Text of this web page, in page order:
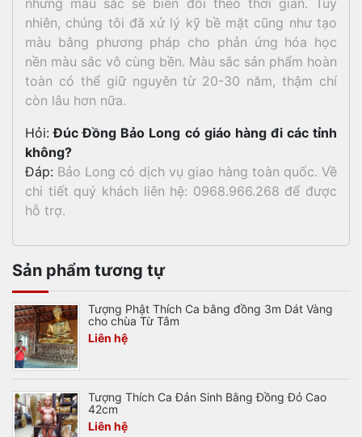
nhưng màu sắc sẽ biến đổi theo thời gian. Tuy
nhiên, chúng tôi đã xử lý kỹ bề mặt cũng như tạo
màu bằng phương pháp cho phản ứng hóa học
nền màu sắc vô cùng bền. Màu sắc sản phẩm hoàn
toàn có thể giữ nguyên từ 20-30 năm, thậm chí
còn lâu hơn nữa.
Hỏi: Đúc Đồng Bảo Long có giáo hàng đi các tỉnh
không?
Đáp: Bảo Long có dịch vụ giao hàng toàn quốc. Về
chi tiết quý khách liên hệ: 0968.966.268 để được
hỗ trợ.
Sản phẩm tương tự
Tượng Phật Thích Ca bằng đồng 3m Dát Vàng
cho chùa Từ Tâm
Liên hệ
Tượng Thích Ca Đản Sinh Bằng Đồng Đỏ Cao
42cm
Liên hệ